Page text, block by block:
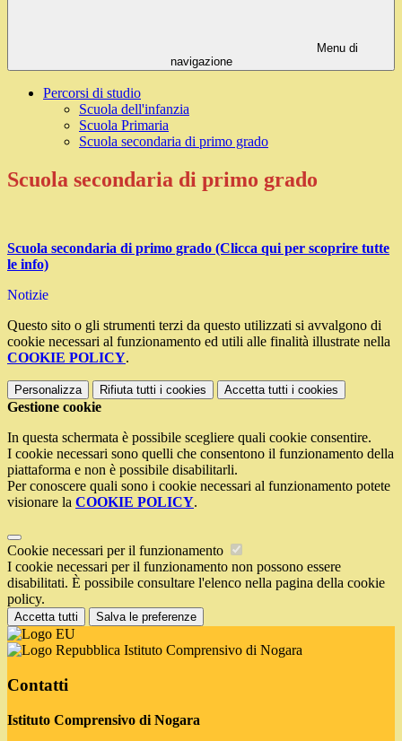
Menu di
navigazione
Percorsi di studio
Scuola dell'infanzia
Scuola Primaria
Scuola secondaria di primo grado
Scuola secondaria di primo grado
Scuola secondaria di primo grado (Clicca qui per scoprire tutte
le info)
Notizie
Questo sito o gli strumenti terzi da questo utilizzati si avvalgono di
cookie necessari al funzionamento ed utili alle finalità illustrate nella
COOKIE POLICY.
Personalizza Rifiuta tutti i cookies Accetta tutti i cookies
Gestione cookie
In questa schermata è possibile scegliere quali cookie consentire.
I cookie necessari sono quelli che consentono il funzionamento della
piattaforma e non è possibile disabilitarli.
Per conoscere quali sono i cookie necessari al funzionamento potete
visionare la COOKIE POLICY.
Cookie necessari per il funzionamento
I cookie necessari per il funzionamento non possono essere
disabilitati. È possibile consultare l'elenco nella pagina della cookie
policy.
Accetta tutti Salva le preferenze
Istituto Comprensivo di Nogara
Contatti
Istituto Comprensivo di Nogara